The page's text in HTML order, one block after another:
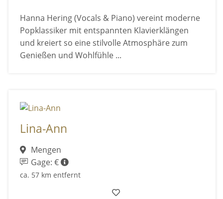
Hanna Hering (Vocals & Piano) vereint moderne
Popklassiker mit entspannten Klavierklängen
und kreiert so eine stilvolle Atmosphäre zum
Genießen und Wohlfühle ...
Lina-Ann
Mengen
Gage: €
ca. 57 km entfernt